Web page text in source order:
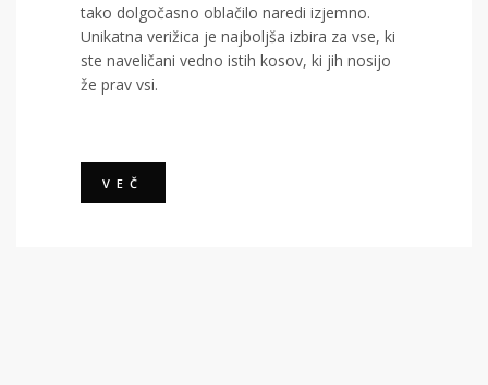
tako dolgočasno oblačilo naredi izjemno.
Unikatna verižica je najboljša izbira za vse, ki
ste naveličani vedno istih kosov, ki jih nosijo
že prav vsi.
VEČ